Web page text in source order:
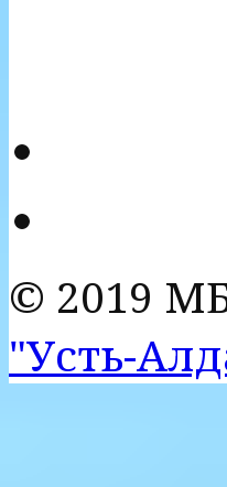
© 2019
"Усть-